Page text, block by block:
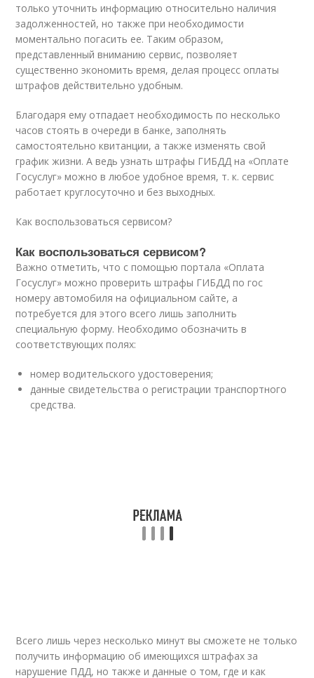
только уточнить информацию относительно наличия
задолженностей, но также при необходимости
моментально погасить ее. Таким образом,
представленный вниманию сервис, позволяет
существенно экономить время, делая процесс оплаты
штрафов действительно удобным.
Благодаря ему отпадает необходимость по несколько
часов стоять в очереди в банке, заполнять
самостоятельно квитанции, а также изменять свой
график жизни. А ведь узнать штрафы ГИБДД на «Оплате
Госуслуг» можно в любое удобное время, т. к. сервис
работает круглосуточно и без выходных.
Как воспользоваться сервисом?
Как воспользоваться сервисом?
Важно отметить, что с помощью портала «Оплата
Госуслуг» можно проверить штрафы ГИБДД по гос
номеру автомобиля на официальном сайте, а
потребуется для этого всего лишь заполнить
специальную форму. Необходимо обозначить в
соответствующих полях:
номер водительского удостоверения;
данные свидетельства о регистрации транспортного
средства.
Всего лишь через несколько минут вы сможете не только
получить информацию об имеющихся штрафах за
нарушение ПДД, но также и данные о том, где и как